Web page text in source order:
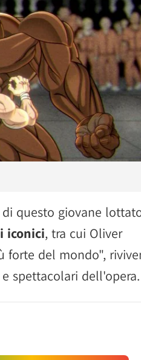
questo giovane
iconici, tra cui Oliver
forte del mondo",
spettacolari dell'opera.